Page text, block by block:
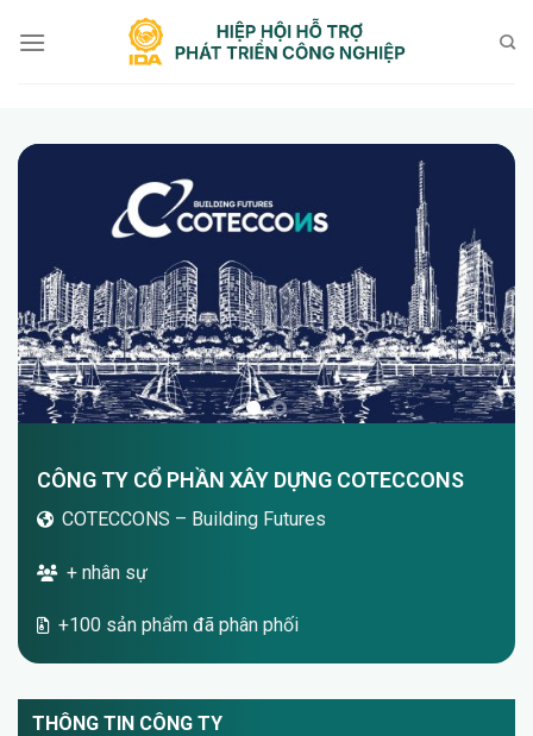
qua
CÔNG TY CỔ PHẦN XÂY DỰNG COTECCONS
COTECCONS – Building Futures
+ nhân sự
+100 sản phẩm đã phân phối
THÔNG TIN CÔNG TY